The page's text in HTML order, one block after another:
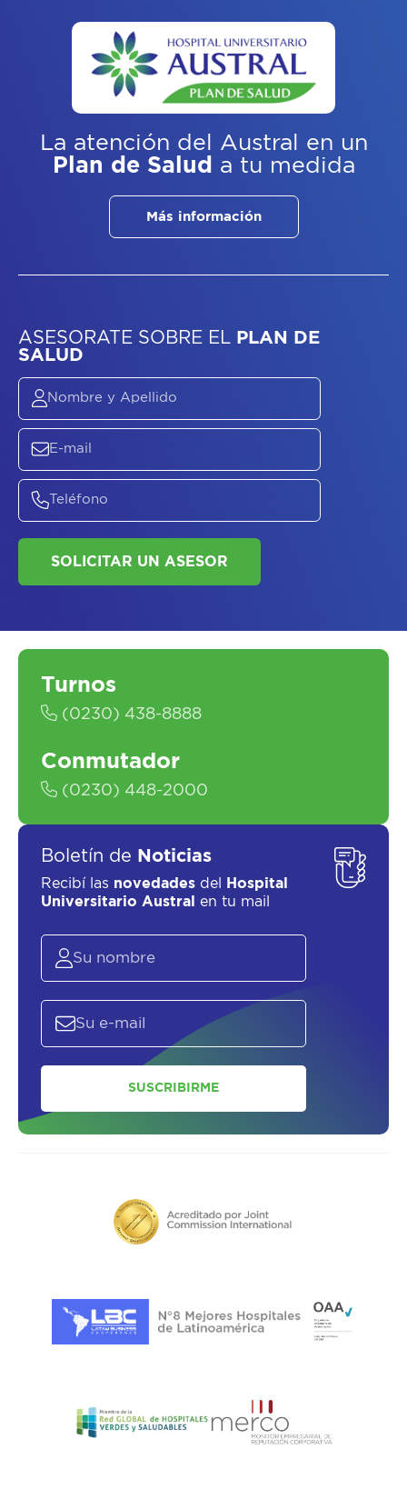
La atención del Austral
en un
Plan de Salud a tu medida
Más información
ASESORATE SOBREELPLAN DE
SALUD
Turnos
(0230) 438-8888
Conmutador
(0230) 448-2000
Boletín de Noticias
Recibí las novedades del
Hospital
Universitario Austral
en tu mail
SUSCRIBIRME